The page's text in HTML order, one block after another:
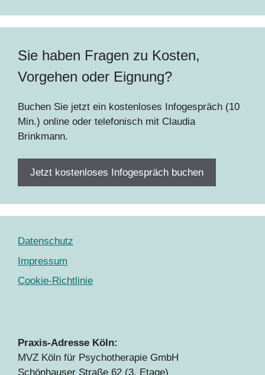
Sie haben Fragen zu Kosten,
Vorgehen oder Eignung?
Buchen Sie jetzt ein kostenloses Infogespräch (10
Min.) online oder telefonisch mit Claudia
Brinkmann.
Jetzt kostenloses Infogespräch buchen
Datenschutz
Impressum
Cookie-Richtlinie
Praxis-Adresse Köln:
MVZ Köln für Psychotherapie GmbH
Schönhauser Straße 62 (3. Etage)